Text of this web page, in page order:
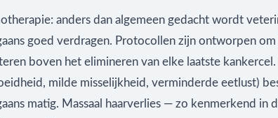
anders dan algemeen gedacht wordt
goed verdragen. Protocollen zijn ontworpen
boven het elimineren van elke laatste
milde misselijkheid, verminderde eetlust)
matig. Massaal haarverlies — zo kenmerkend in